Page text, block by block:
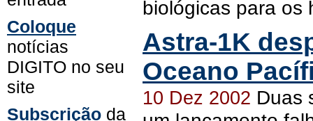
Coloque
notícias
DIGITO no seu
site
Subscrição da
biológicas para os
Astra-1K
Oceano
10 Dez 2002 Duas